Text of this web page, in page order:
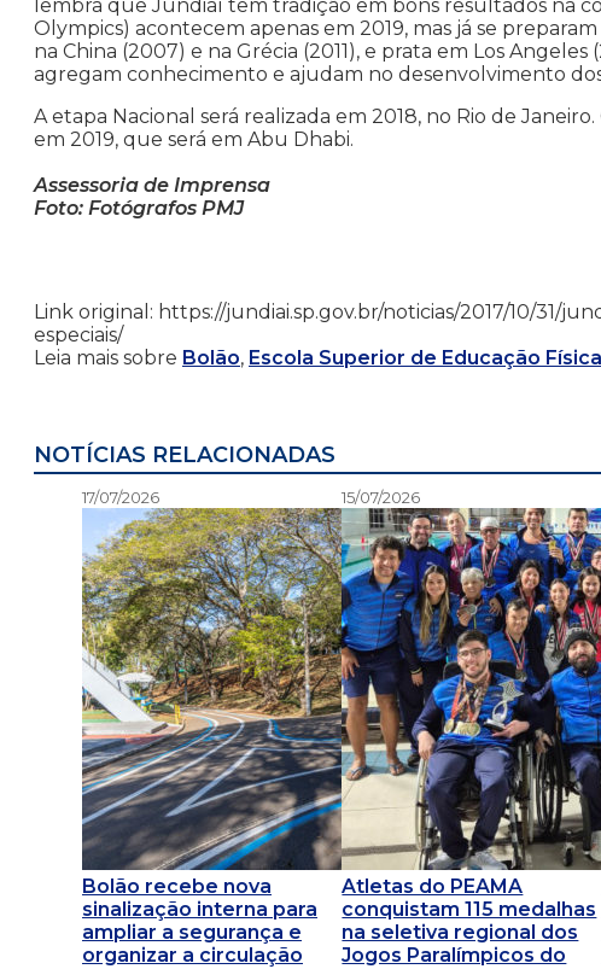
lembra que Jundiaí tem tradição em bons resultados na
Olympics) acontecem apenas em 2019, mas já se
na China (2007) e na Grécia (2011), e prata em Los
agregam conhecimento e ajudam no desenvolvimento
A etapa Nacional será realizada em 2018, no Rio de
em 2019, que será em Abu Dhabi.
Assessoria de Imprensa
Foto: Fotógrafos PMJ
Link original: https://jundiai.sp.gov.br/noticias/2017/10/31/
especiais/
Leia mais sobre Bolão, Escola Superior de Educação
NOTÍCIAS RELACIONADAS
17/07/2026
Bolão recebe nova
sinalização interna para
ampliar a segurança e
organizar a circulação
15/07/2026
Atletas do PEAMA
conquistam 115 medalhas
na seletiva regional dos
Jogos Paralímpicos do